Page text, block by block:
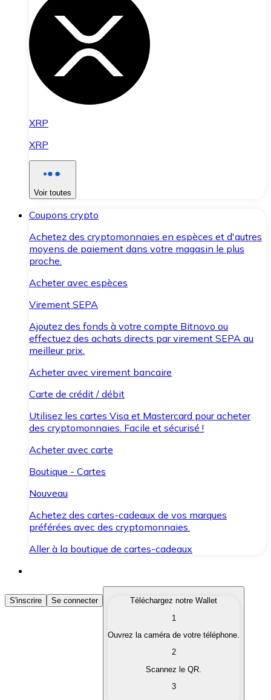
XRP
XRP
Voir toutes
Coupons crypto
Achetez des cryptomonnaies en espèces et d'autres
moyens de paiement dans votre magasin le plus
proche.
Acheter avec espèces
Virement SEPA
Ajoutez des fonds à votre compte Bitnovo ou
effectuez des achats directs par virement SEPA au
meilleur prix.
Acheter avec virement bancaire
Carte de crédit / débit
Utilisez les cartes Visa et Mastercard pour acheter
des cryptomonnaies. Facile et sécurisé !
Acheter avec carte
Boutique - Cartes
Nouveau
Achetez des cartes-cadeaux de vos marques
préférées avec des cryptomonnaies.
Aller à la boutique de cartes-cadeaux
Acheter des Cryptomonnaies
Achetez les cryptomonnaies qui vous intéressent
Convertissez vos cryptomonnaies en monnaie
S'inscrire Se connecter
Téléchargez notre Wallet
1
Ouvrez la caméra de votre téléphone.
2
Scannez le QR.
3